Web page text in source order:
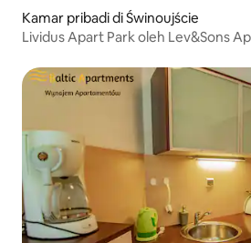
Kamar pribadi di Świnoujście
Lividus Apart Park oleh Lev&Sons